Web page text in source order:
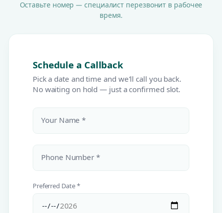
Оставьте номер — специалист перезвонит в рабочее
время.
Schedule a Callback
Pick a date and time and we'll call you back.
No waiting on hold — just a confirmed slot.
Your Name *
Phone Number *
Preferred Date *